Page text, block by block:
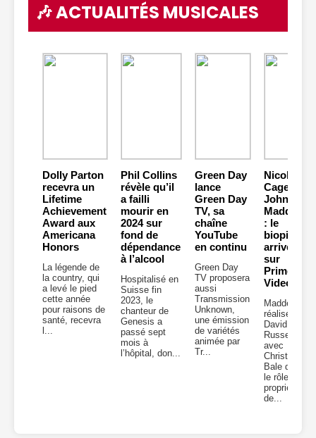
🎶 ACTUALITÉS MUSICALES
Dolly Parton
recevra un
Lifetime
Achievement
Award aux
Americana
Honors
La légende de
la country, qui
a levé le pied
cette année
pour raisons de
santé, recevra
l...
Phil Collins
révèle qu’il
a failli
mourir en
2024 sur
fond de
dépendance
à l’alcool
Hospitalisé en
Suisse fin
2023, le
chanteur de
Genesis a
passé sept
mois à
l’hôpital, don...
Green Day
lance
Green Day
TV, sa
chaîne
YouTube
en continu
Green Day
TV proposera
aussi
Transmission
Unknown,
une émission
de variétés
animée par
Tr...
Nicolas
Cage en
John
Madden
: le
biopic
arrive
sur
Prime
Video
Madden,
réalisé par
David O.
Russell,
avec
Christian
Bale dans
le rôle du
propriétaire
de...